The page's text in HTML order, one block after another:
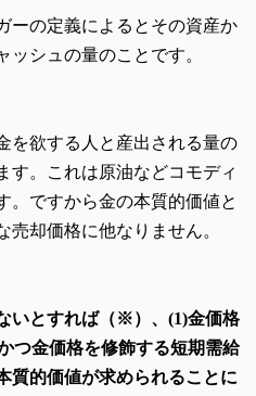
ーの定義によるとその資産か
ッシュの量のことです。
を欲する人と産出される量の
す。これは原油などコモディ
。ですから金の本質的価値と
却価格に他なりません。
いとすれば（※）、(1)金価格
つ金価格を修飾する短期需給
質的価値が求められることに